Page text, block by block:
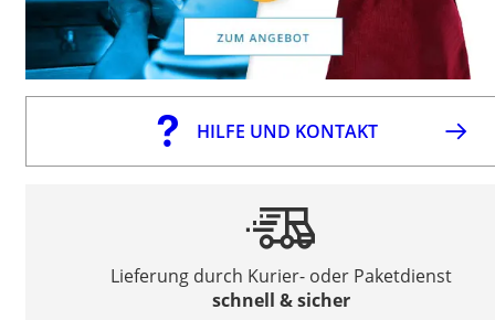
HILFE UND KONTAKT
Lieferung durch Kurier- oder Paketdienst
schnell & sicher